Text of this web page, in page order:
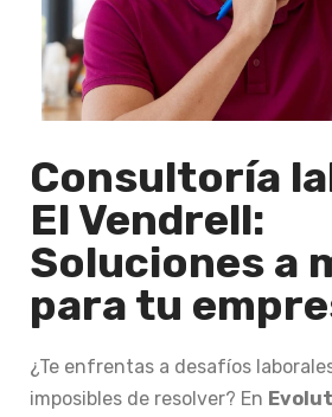
Consultoría
El Vendrell:
Soluciones a
para tu
¿Te enfrentas a desafíos
imposibles de resolver? En